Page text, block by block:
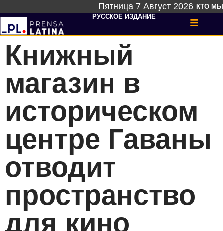
Пятница 7 Август 2026 КТО МЫ
РУССКОЕ ИЗДАНИЕ
Книжный
магазин в
историческом
центре Гаваны
отводит
пространство
для кино